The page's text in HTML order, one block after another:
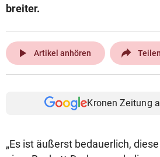
breiter.
play_arrow Artikel anhören Teilen
Kronen Zeitung
„Es ist äußerst bedauerlich,